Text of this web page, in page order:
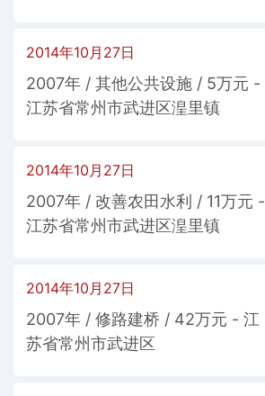
2014年10月27日
2007年 / 其他公共设施 / 5万元 -
江苏省常州市武进区湟里镇
2014年10月27日
2007年 / 改善农田水利 / 11万元 -
江苏省常州市武进区湟里镇
2014年10月27日
2007年 / 修路建桥 / 42万元 - 江
苏省常州市武进区